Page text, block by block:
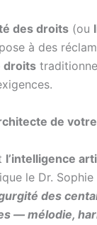
des droits (ou
à des
droits
de
l’intelligence
le Dr.
des
— mélodie,